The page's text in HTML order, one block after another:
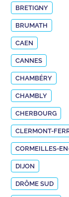
BRETIGNY
BRUMATH
CAEN
CANNES
CHAMBÉRY
CHAMBLY
CHERBOURG
CLERMONT-
CORMEILLES-
DIJON
DRÔME SUD